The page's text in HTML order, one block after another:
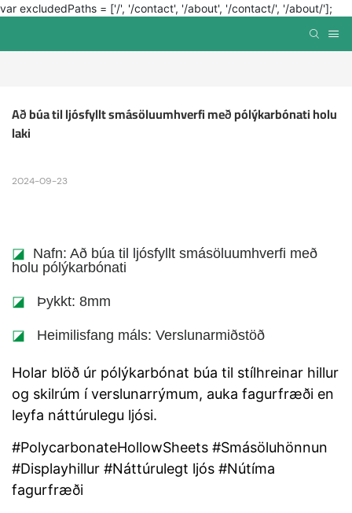
var excludedPaths = ['/', '/contact', '/about', '/contact/', '/about/'];
Að búa til ljósfyllt smásöluumhverfi með pólýkarbónati holu
laki
2024-09-23
◪ Nafn: Að búa til ljósfyllt smásöluumhverfi með
holu pólýkarbónati
◪ Þykkt: 8mm
◪ Heimilisfang máls: Verslunarmiðstöð
Holar blöð úr pólýkarbónat búa til stílhreinar hillur
og skilrúm í verslunarrýmum, auka fagurfræði en
leyfa náttúrulegu ljósi.
#PolycarbonateHollowSheets #Smásöluhönnun
#Displayhillur #Náttúrulegt ljós #Nútíma
fagurfræði